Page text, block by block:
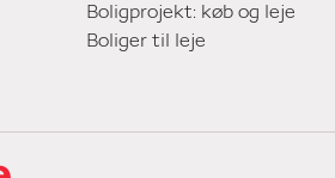
Boligprojekt: køb og leje
Boliger til leje